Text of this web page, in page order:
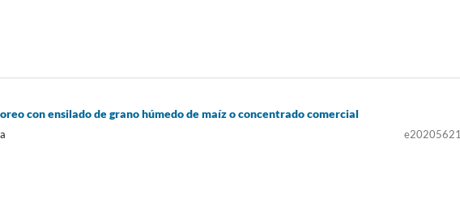
con ensilado de grano húmedo de maíz o concentrado comercial